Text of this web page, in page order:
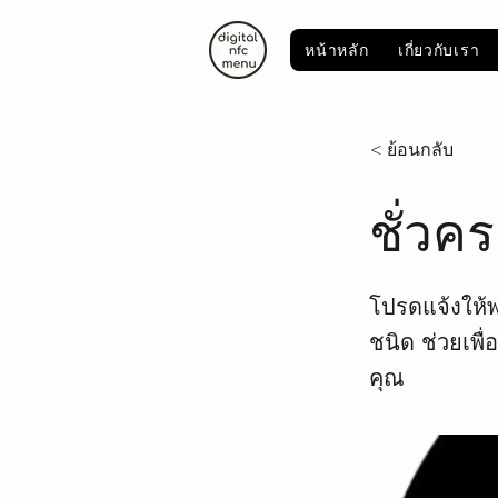
หน้าหลัก เกี่ยวกับเรา
< ย้อนกลับ
ชั่วค
โปรดแจ้งให้
ชนิด ช่วยเพื่
คุณ